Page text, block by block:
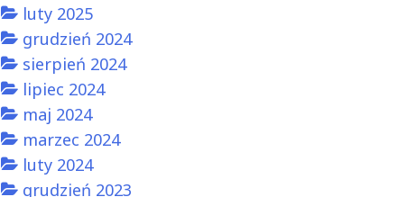
luty 2025
grudzień 2024
sierpień 2024
lipiec 2024
maj 2024
marzec 2024
luty 2024
grudzień 2023